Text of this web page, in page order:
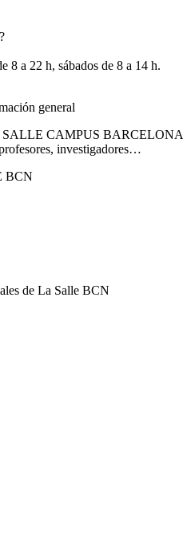
8 a 22 h, sábados de 8 a 14 h.
general
CAMPUS BARCELONA
investigadores…
BCN
de La Salle BCN